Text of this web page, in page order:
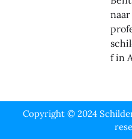
f in
Copyright © 2024